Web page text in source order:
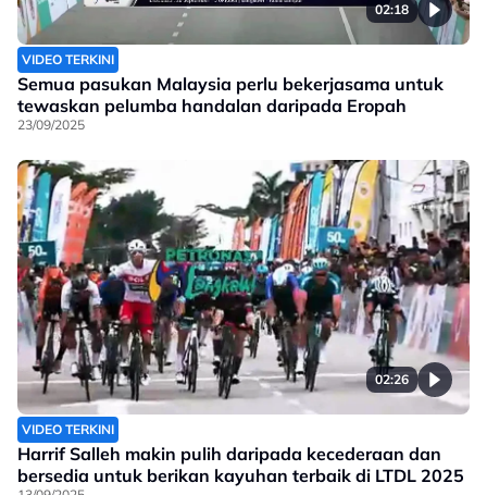
02:18
VIDEO TERKINI
Semua pasukan Malaysia perlu bekerjasama untuk
tewaskan pelumba handalan daripada Eropah
23/09/2025
02:26
VIDEO TERKINI
Harrif Salleh makin pulih daripada kecederaan dan
bersedia untuk berikan kayuhan terbaik di LTDL 2025